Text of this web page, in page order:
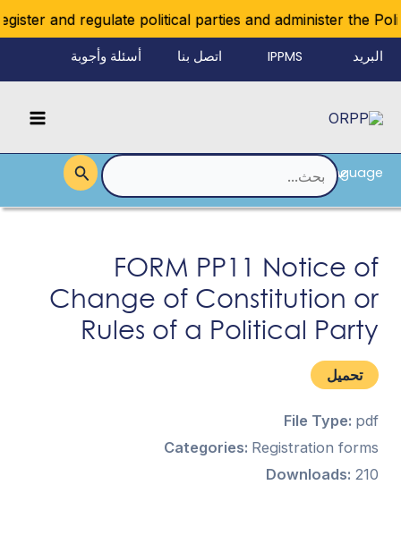
and regulate political parties and administer the تخطي
إلى
المحتوى
البريد IPPMS اتصل بنا أسئلة وأجوبة
Language
القائمة
البحث
عن:
FORM PP11 Notice of
Change of Constitution or
Rules of a Political Party
تحميل
File Type: pdf
Categories: Registration forms
Downloads: 210